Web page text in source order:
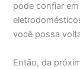
pode confiar
você possa
Então, da